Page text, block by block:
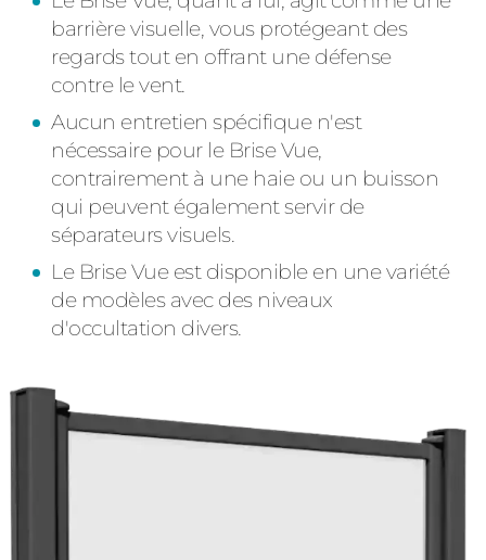
barrière visuelle, vous protégeant des
regards tout en offrant une défense
contre le vent.
Aucun entretien spécifique n'est
nécessaire pour le Brise Vue,
contrairement à une haie ou un buisson
qui peuvent également servir de
séparateurs visuels.
Le Brise Vue est disponible en une variété
de modèles avec des niveaux
d'occultation divers.